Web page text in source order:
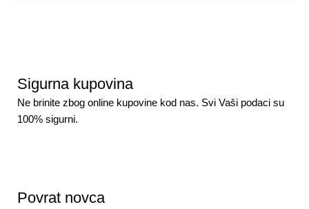
Sigurna kupovina
Ne brinite zbog online kupovine kod nas. Svi Vaši podaci su
100% sigurni.
Povrat novca